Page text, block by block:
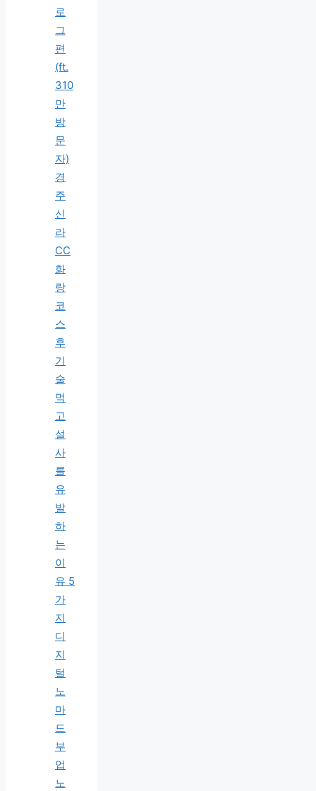
로
그
편
(ft.
310
만
방
문
자)
경
주
신
라
CC
화
랑
코
스
후
기
술
먹
고
설
사
를
유
발
하
는
이
유 5
가
지
디
지
털
노
마
드
부
업
노